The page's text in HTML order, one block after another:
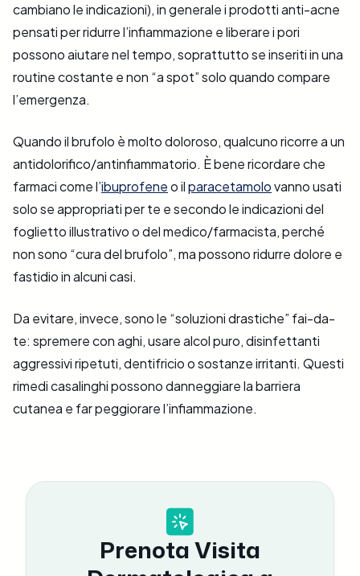
cambiano le indicazioni), in generale i prodotti anti-acne
pensati per ridurre l’infiammazione e liberare i pori
possono aiutare nel tempo, soprattutto se inseriti in una
routine costante e non “a spot” solo quando compare
l’emergenza.
Quando il brufolo è molto doloroso, qualcuno ricorre a un
antidolorifico/antinfiammatorio. È bene ricordare che
farmaci come l’ibuprofeneo ilparacetamolovanno usati
solo se appropriati per te e secondo le indicazioni del
foglietto illustrativo o del medico/farmacista, perché
non sono “cura del brufolo”, ma possono ridurre dolore e
fastidio in alcuni casi.
Da evitare, invece, sono le “soluzioni drastiche” fai-da-
te: spremere con aghi, usare alcol puro, disinfettanti
aggressivi ripetuti, dentifricio o sostanze irritanti. Questi
rimedi casalinghi possono danneggiare la barriera
cutanea e far peggiorare l’infiammazione.
Prenota Visita